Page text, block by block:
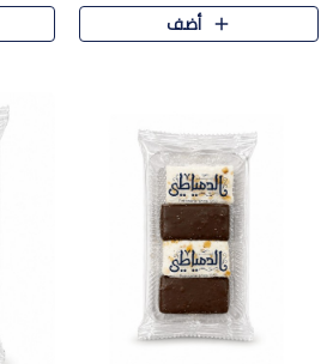
الفول السوداني المحمص، لتجمع
بين حلاوة المشمش الطبيعية..
أضف
اللوز
من